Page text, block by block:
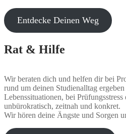
Entdecke Deinen Weg
Rat & Hilfe
Wir beraten dich und helfen dir bei
rund um deinen Studienalltag
Lebenssituationen, bei
unbürokratisch, zeitnah und konkret.
Wir hören deine Ängste und Sorgen